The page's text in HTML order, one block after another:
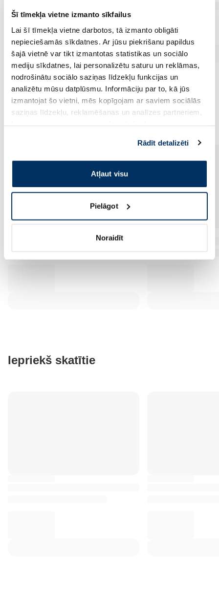
Šī tīmekļa vietne izmanto sīkfailus
Lai šī tīmekļa vietne darbotos, tā izmanto obligāti
nepieciešamās sīkdatnes. Ar jūsu piekrišanu papildus
šajā vietnē var tikt izmantotas statistikas un sociālo
mediju sīkdatnes, lai personalizētu saturu un reklāmas,
nodrošinātu sociālo saziņas līdzekļu funkcijas un
analizētu mūsu datplūsmu. Informāciju par to, kā jūs
izmantojat šo vietni, mēs kopīgojam ar saviem sociālās
saziņas līdzekļu, reklamēšanas un analīzes partneriem,
pakalpojumus. Ja piekrītat šo papildu sīkdatņu
izmantošanai, lūdzu, atzīmējiet savu izvēli:
Rādīt detalizēti
Atļaut visu
Pielāgot
Noraidīt
Vēl no šī zīmola
Iepriekš skatītie